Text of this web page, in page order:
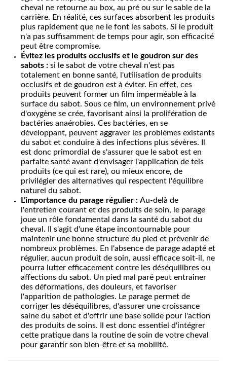
cheval ne retourne au box, au pré ou sur le sable de la
carrière. En réalité, ces surfaces absorbent les produits
plus rapidement que ne le font les sabots. Si le produit
n'a pas suffisamment de temps pour agir, son efficacité
peut être compromise.
Évitez les produits occlusifs et le goudron sur des
sabots : si le sabot de votre cheval n'est pas
totalement en bonne santé, l'utilisation de produits
occlusifs et de goudron est à éviter. En effet, ces
produits peuvent former un film imperméable à la
surface du sabot. Sous ce film, un environnement privé
d'oxygène se crée, favorisant ainsi la prolifération de
bactéries anaérobies. Ces bactéries, en se
développant, peuvent aggraver les problèmes existants
du sabot et conduire à des infections plus sévères. Il
est donc primordial de s'assurer que le sabot est en
parfaite santé avant d'envisager l'application de tels
produits (ce qui est rare), ou mieux encore, de
privilégier des alternatives qui respectent l'équilibre
naturel du sabot.
L'importance du parage régulier : Au-delà de
l'entretien courant et des produits de soin, le parage
joue un rôle fondamental dans la santé du sabot du
cheval. Il s'agit d'une étape incontournable pour
maintenir une bonne structure du pied et prévenir de
nombreux problèmes. En l'absence de parage adapté et
régulier, aucun produit de soin, aussi efficace soit-il, ne
pourra lutter efficacement contre les déséquilibres ou
affections du sabot. Un pied mal paré peut entraîner
des déformations, des douleurs, et favoriser
l'apparition de pathologies. Le parage permet de
corriger les déséquilibres, d'assurer une croissance
saine du sabot et d'offrir une base solide pour l'action
des produits de soins. Il est donc essentiel d'intégrer
cette pratique dans la routine de soin de votre cheval
pour garantir son bien-être et sa mobilité.